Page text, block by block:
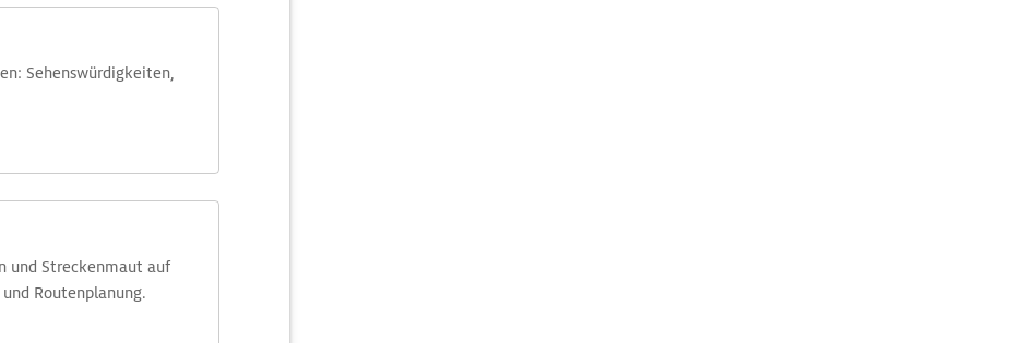
Sehens­würdig­keiten,
und Streckenmaut auf
Routenplanung.